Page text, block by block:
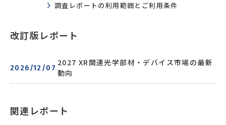
調査レポートの利用範囲とご利用条件
改訂版レポート
2026/12/07
2027 XR関連光学部材・デバイス市場の最新
動向
関連レポート